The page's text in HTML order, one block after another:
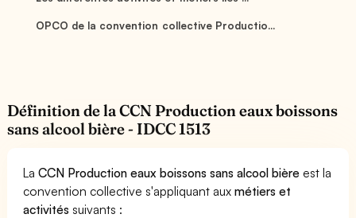
OPCO de la convention collective Productio...
Définition de la CCN Production eaux boissons
sans alcool bière - IDCC 1513
LaCCN Production eaux boissons sans alcool bière est la
convention collective s'appliquant auxmétiers et
activités suivants :